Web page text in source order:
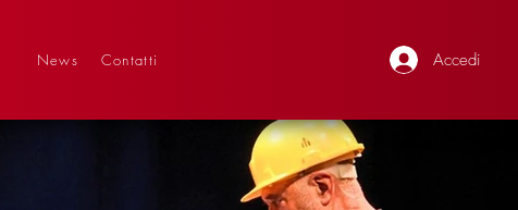
Accedi
News Contatti